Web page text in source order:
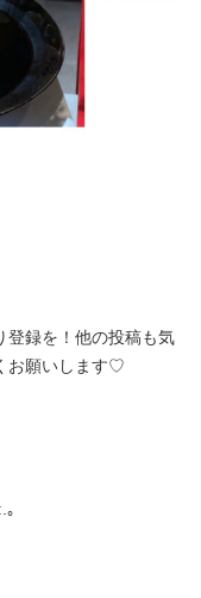
登録を！他の投稿も気
お願いします♡
｡